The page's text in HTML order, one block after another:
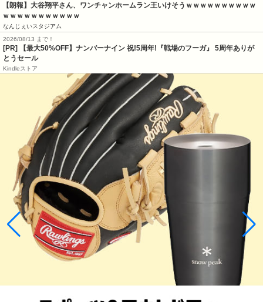
【朗報】大谷翔平さん、ワンチャンホームラン王いけそうｗｗｗｗｗｗｗｗｗｗ
ｗｗｗｗｗｗｗｗｗｗｗ
なんじぇいスタジアム
2026/08/13 まで！
[PR] 【最大50%OFF】ナンバーナイン 祝!5周年!『戦場のフーガ』 5周年ありが
とうセール
Kindleストア